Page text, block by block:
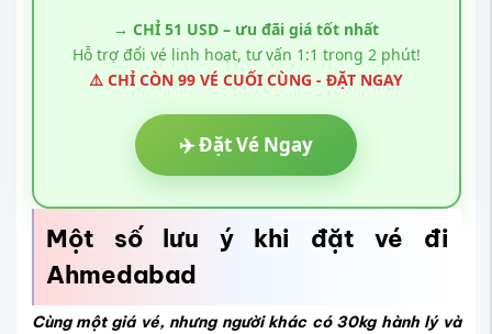
→ CHỈ 51 USD – ưu đãi giá tốt nhất
Hỗ trợ đổi vé linh hoạt, tư vấn 1:1 trong 2 phút!
⚠️ CHỈ CÒN 99 VÉ CUỐI CÙNG - ĐẶT NGAY
✈️ Đặt Vé Ngay
Một số lưu ý khi đặt vé đi
Ahmedabad
Cùng một giá vé, nhưng người khác có 30kg hành lý và